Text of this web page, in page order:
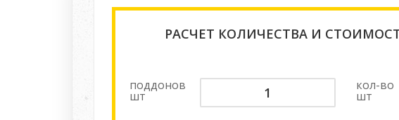
РАСЧЕТ КОЛИЧЕСТВА И
поддонов
шт
кол-во
шт